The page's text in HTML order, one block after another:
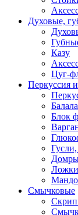
Духовые,
Казу
Цуг-
Перкуссия
Блок
Ложки
Смычковые